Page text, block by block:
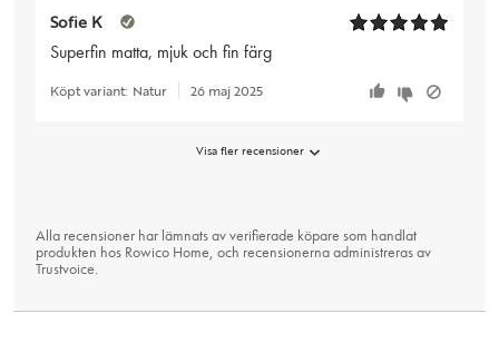
Sofie K
Superfin matta, mjuk och fin färg
Köpt variant: Natur 26 maj 2025
Visa fler recensioner
Alla recensioner har lämnats av verifierade köpare som handlat
produkten hos Rowico Home, och recensionerna administreras av
Trustvoice.